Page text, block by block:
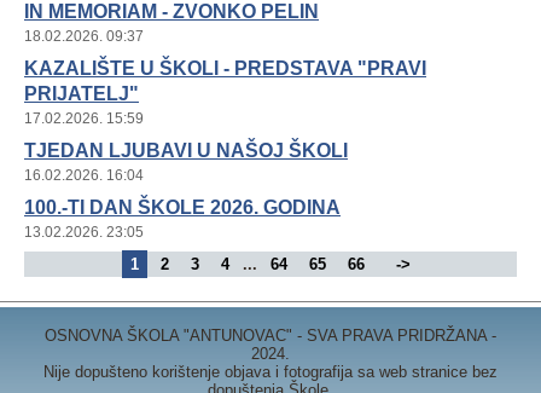
IN MEMORIAM - ZVONKO PELIN
18.02.2026. 09:37
KAZALIŠTE U ŠKOLI - PREDSTAVA "PRAVI
PRIJATELJ"
17.02.2026. 15:59
TJEDAN LJUBAVI U NAŠOJ ŠKOLI
16.02.2026. 16:04
100.-TI DAN ŠKOLE 2026. GODINA
13.02.2026. 23:05
1 2 3 4 ... 64 65 66 ->
OSNOVNA ŠKOLA "ANTUNOVAC" - SVA PRAVA PRIDRŽANA -
2024.
Nije dopušteno korištenje objava i fotografija sa web stranice bez